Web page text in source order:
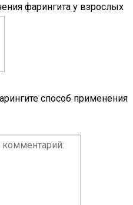
фарингита у взрослых
способ применения